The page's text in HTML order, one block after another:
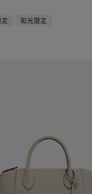
定 和光限定